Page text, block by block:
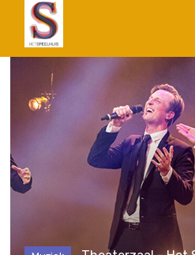
actueel